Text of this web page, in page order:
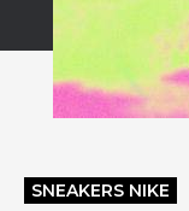
SNEAKERS NIKE